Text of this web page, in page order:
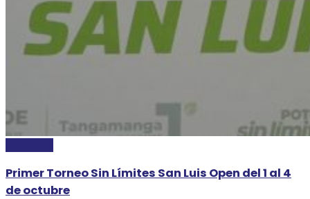
Primer Torneo Sin Límites San Luis Open del 1 al 4
de octubre